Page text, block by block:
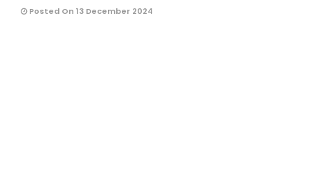
Posted On 13 December 2024